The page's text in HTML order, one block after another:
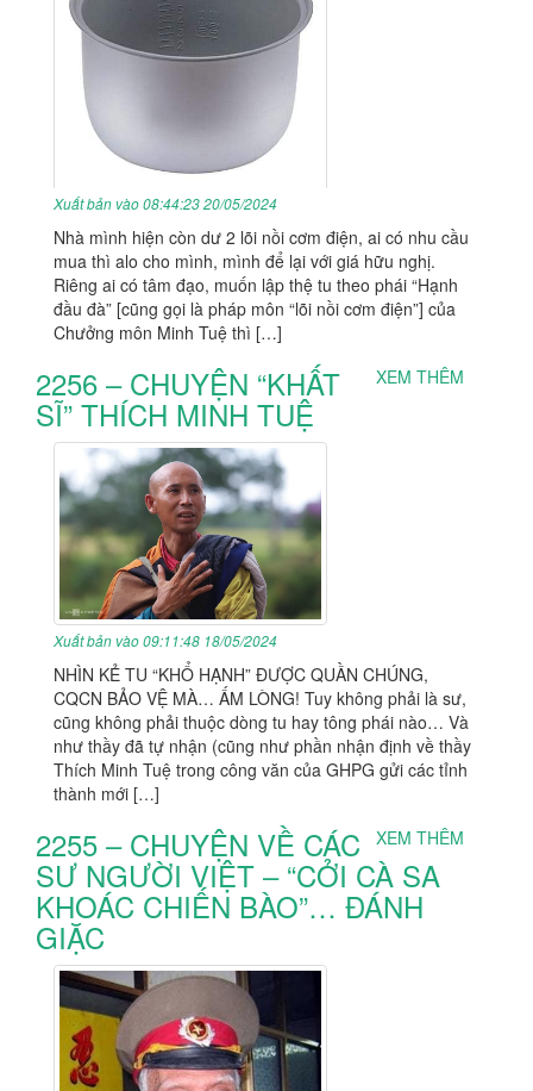
Xuất bản vào 08:44:23 20/05/2024
Nhà mình hiện còn dư 2 lõi nồi cơm điện, ai có nhu cầu
mua thì alo cho mình, mình để lại với giá hữu nghị.
Riêng ai có tâm đạo, muốn lập thệ tu theo phái “Hạnh
đầu đà” [cũng gọi là pháp môn “lõi nồi cơm điện”] của
Chưởng môn Minh Tuệ thì […]
XEM THÊM
2256 – CHUYỆN “KHẤT
SĨ” THÍCH MINH TUỆ
Xuất bản vào 09:11:48 18/05/2024
NHÌN KẺ TU “KHỔ HẠNH” ĐƯỢC QUẦN CHÚNG,
CQCN BẢO VỆ MÀ… ẤM LÒNG! Tuy không phải là sư,
cũng không phải thuộc dòng tu hay tông phái nào… Và
như thầy đã tự nhận (cũng như phần nhận định về thầy
Thích Minh Tuệ trong công văn của GHPG gửi các tỉnh
thành mới […]
XEM THÊM
2255 – CHUYỆN VỀ CÁC
SƯ NGƯỜI VIỆT – “CỞI CÀ SA
KHOÁC CHIẾN BÀO”… ĐÁNH
GIẶC